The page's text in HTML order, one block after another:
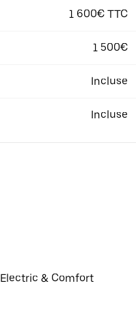
1 600€ TTC
1 500€
Incluse
Incluse
& Comfort